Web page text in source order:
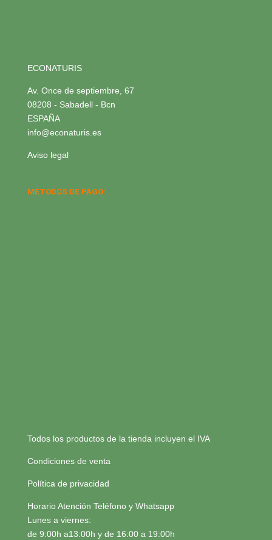
ECONATURIS
Av. Once de septiembre, 67
08208 - Sabadell - Bcn
ESPAÑA
info@econaturis.es
Aviso legal
MÉTODOS DE PAGO:
Todos los productos de la tienda incluyen el IVA
Condiciones de venta
Política de privacidad
Horario Atención Teléfono y Whatsapp
Lunes a viernes:
de 9:00h a13:00h y de 16:00 a 19:00h